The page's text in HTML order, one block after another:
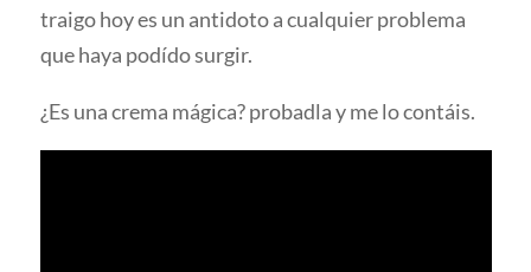
traigo hoy es un antidoto a cualquier problema
que haya podído surgir.
¿Es una crema mágica? probadla y me lo contáis.